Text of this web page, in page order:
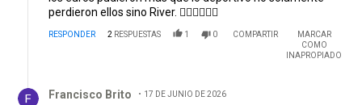
perdieron ellos sino River. 🤦‍♂️🙆‍♂️🤷‍♂️
RESPONDER 2 RESPUESTAS 1 0 COMPARTIR
MARCAR
COMO
INAPROPIADO
Francisco Brito
17 DE JUNIO DE 2026